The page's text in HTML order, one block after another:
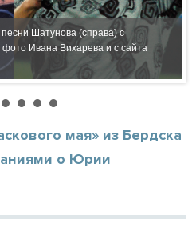
Шатунова (справа) с
Ивана Вихарева и с сайта
мая» из Бердска
о Юрии